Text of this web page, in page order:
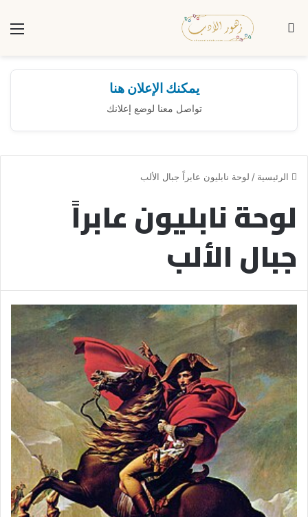
بحث عن
يمكنك الإعلان هنا
تواصل معنا لوضع إعلانك
الرئيسية / لوحة نابليون عابراً جبال الألب
لوحة نابليون عابراً
جبال الألب